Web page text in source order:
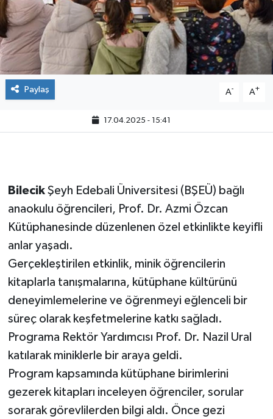
Paylaş A- A+
17.04.2025 - 15:41
BilecikŞeyh Edebali Üniversitesi (BŞEÜ) bağlı
anaokulu öğrencileri, Prof. Dr. Azmi Özcan
Kütüphanesinde düzenlenen özel etkinlikte keyifli
anlar yaşadı.
Gerçekleştirilen etkinlik, minik öğrencilerin
kitaplarla tanışmalarına, kütüphane kültürünü
deneyimlemelerine ve öğrenmeyi eğlenceli bir
süreç olarak keşfetmelerine katkı sağladı.
Programa Rektör Yardımcısı Prof. Dr. Nazil Ural
katılarak miniklerle bir araya geldi.
Program kapsamında kütüphane birimlerini
gezerek kitapları inceleyen öğrenciler, sorular
sorarak görevlilerden bilgi aldı. Önce gezi